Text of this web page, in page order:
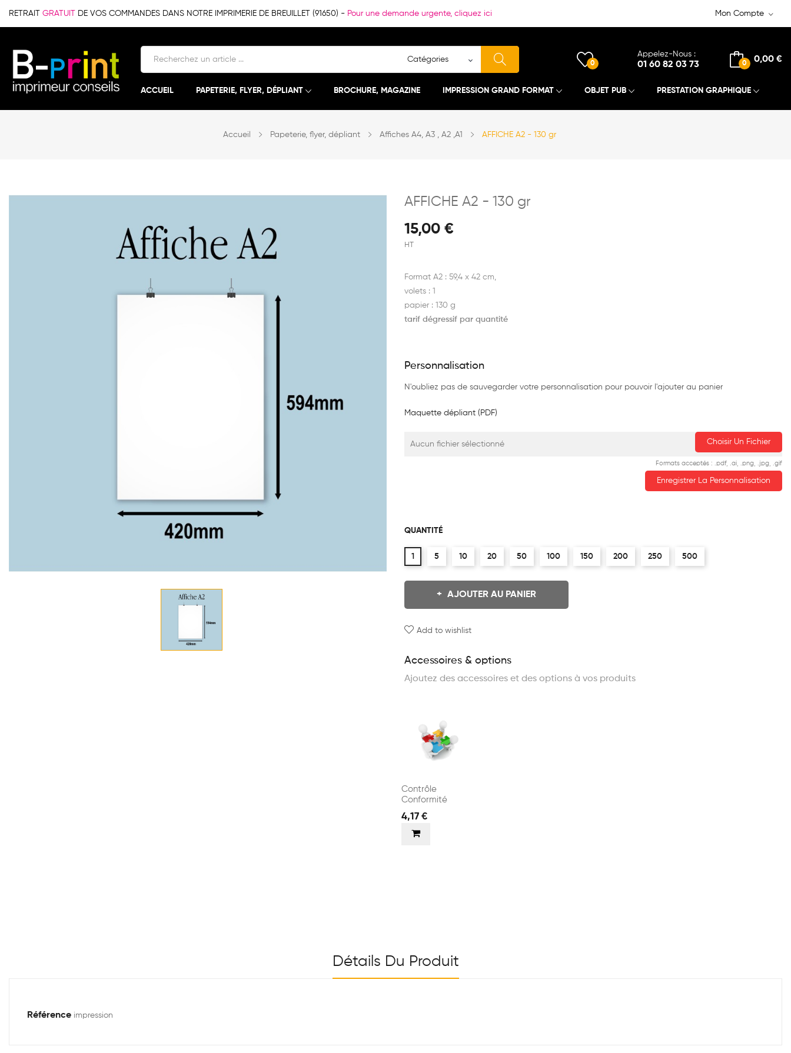
Mon Compte
RETRAIT GRATUIT DE VOS COMMANDES DANS NOTRE IMPRIMERIE DE BREUILLET (91650) - Pour une demande urgente, cliquez ici
0 0,00 €
Appelez-Nous :
01 60 82 03 73
0
ACCUEIL PAPETERIE, FLYER, DÉPLIANT BROCHURE, MAGAZINE IMPRESSION GRAND FORMAT OBJET PUB PRESTATION GRAPHIQUE
Accueil Papeterie, flyer, dépliant Affiches A4, A3 , A2 ,A1 AFFICHE A2 - 130 gr
AFFICHE A2 - 130 gr
15,00 €
HT
Format A2 : 59,4 x 42 cm,
volets : 1
papier : 130 g
tarif dégressif par quantité
Personnalisation
N'oubliez pas de sauvegarder votre personnalisation pour pouvoir l'ajouter au panier
Maquette dépliant (PDF)
Aucun fichier sélectionné Choisir Un Fichier
Formats acceptés : .pdf, .ai, .png, .jpg, .gif
Enregistrer La Personnalisation
QUANTITÉ
1 5 10 20 50 100 150 200 250 500
AJOUTER AU PANIER
Add to wishlist
Accessoires & options
Ajoutez des accessoires et des options à vos produits
Contrôle
Conformité
4,17 €
Détails Du Produit
Référence impression